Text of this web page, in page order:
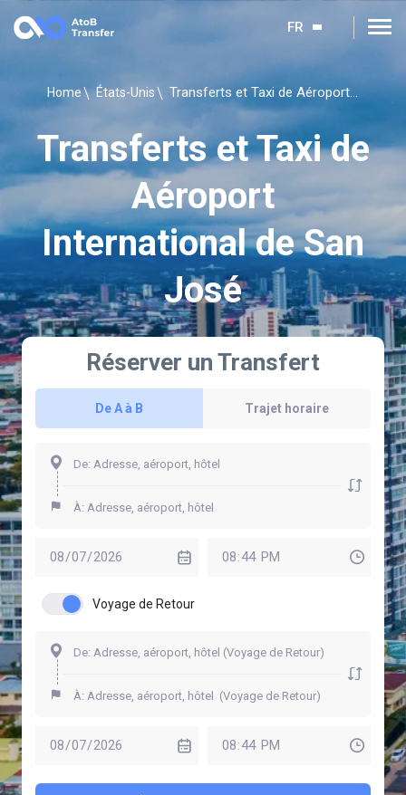
FR
Home États-Unis Transferts et Taxi de Aéroport International de San José
Transferts et Taxi de
Aéroport
International de San
José
Réserver un Transfert
De A à B Trajet horaire
Voyage de Retour